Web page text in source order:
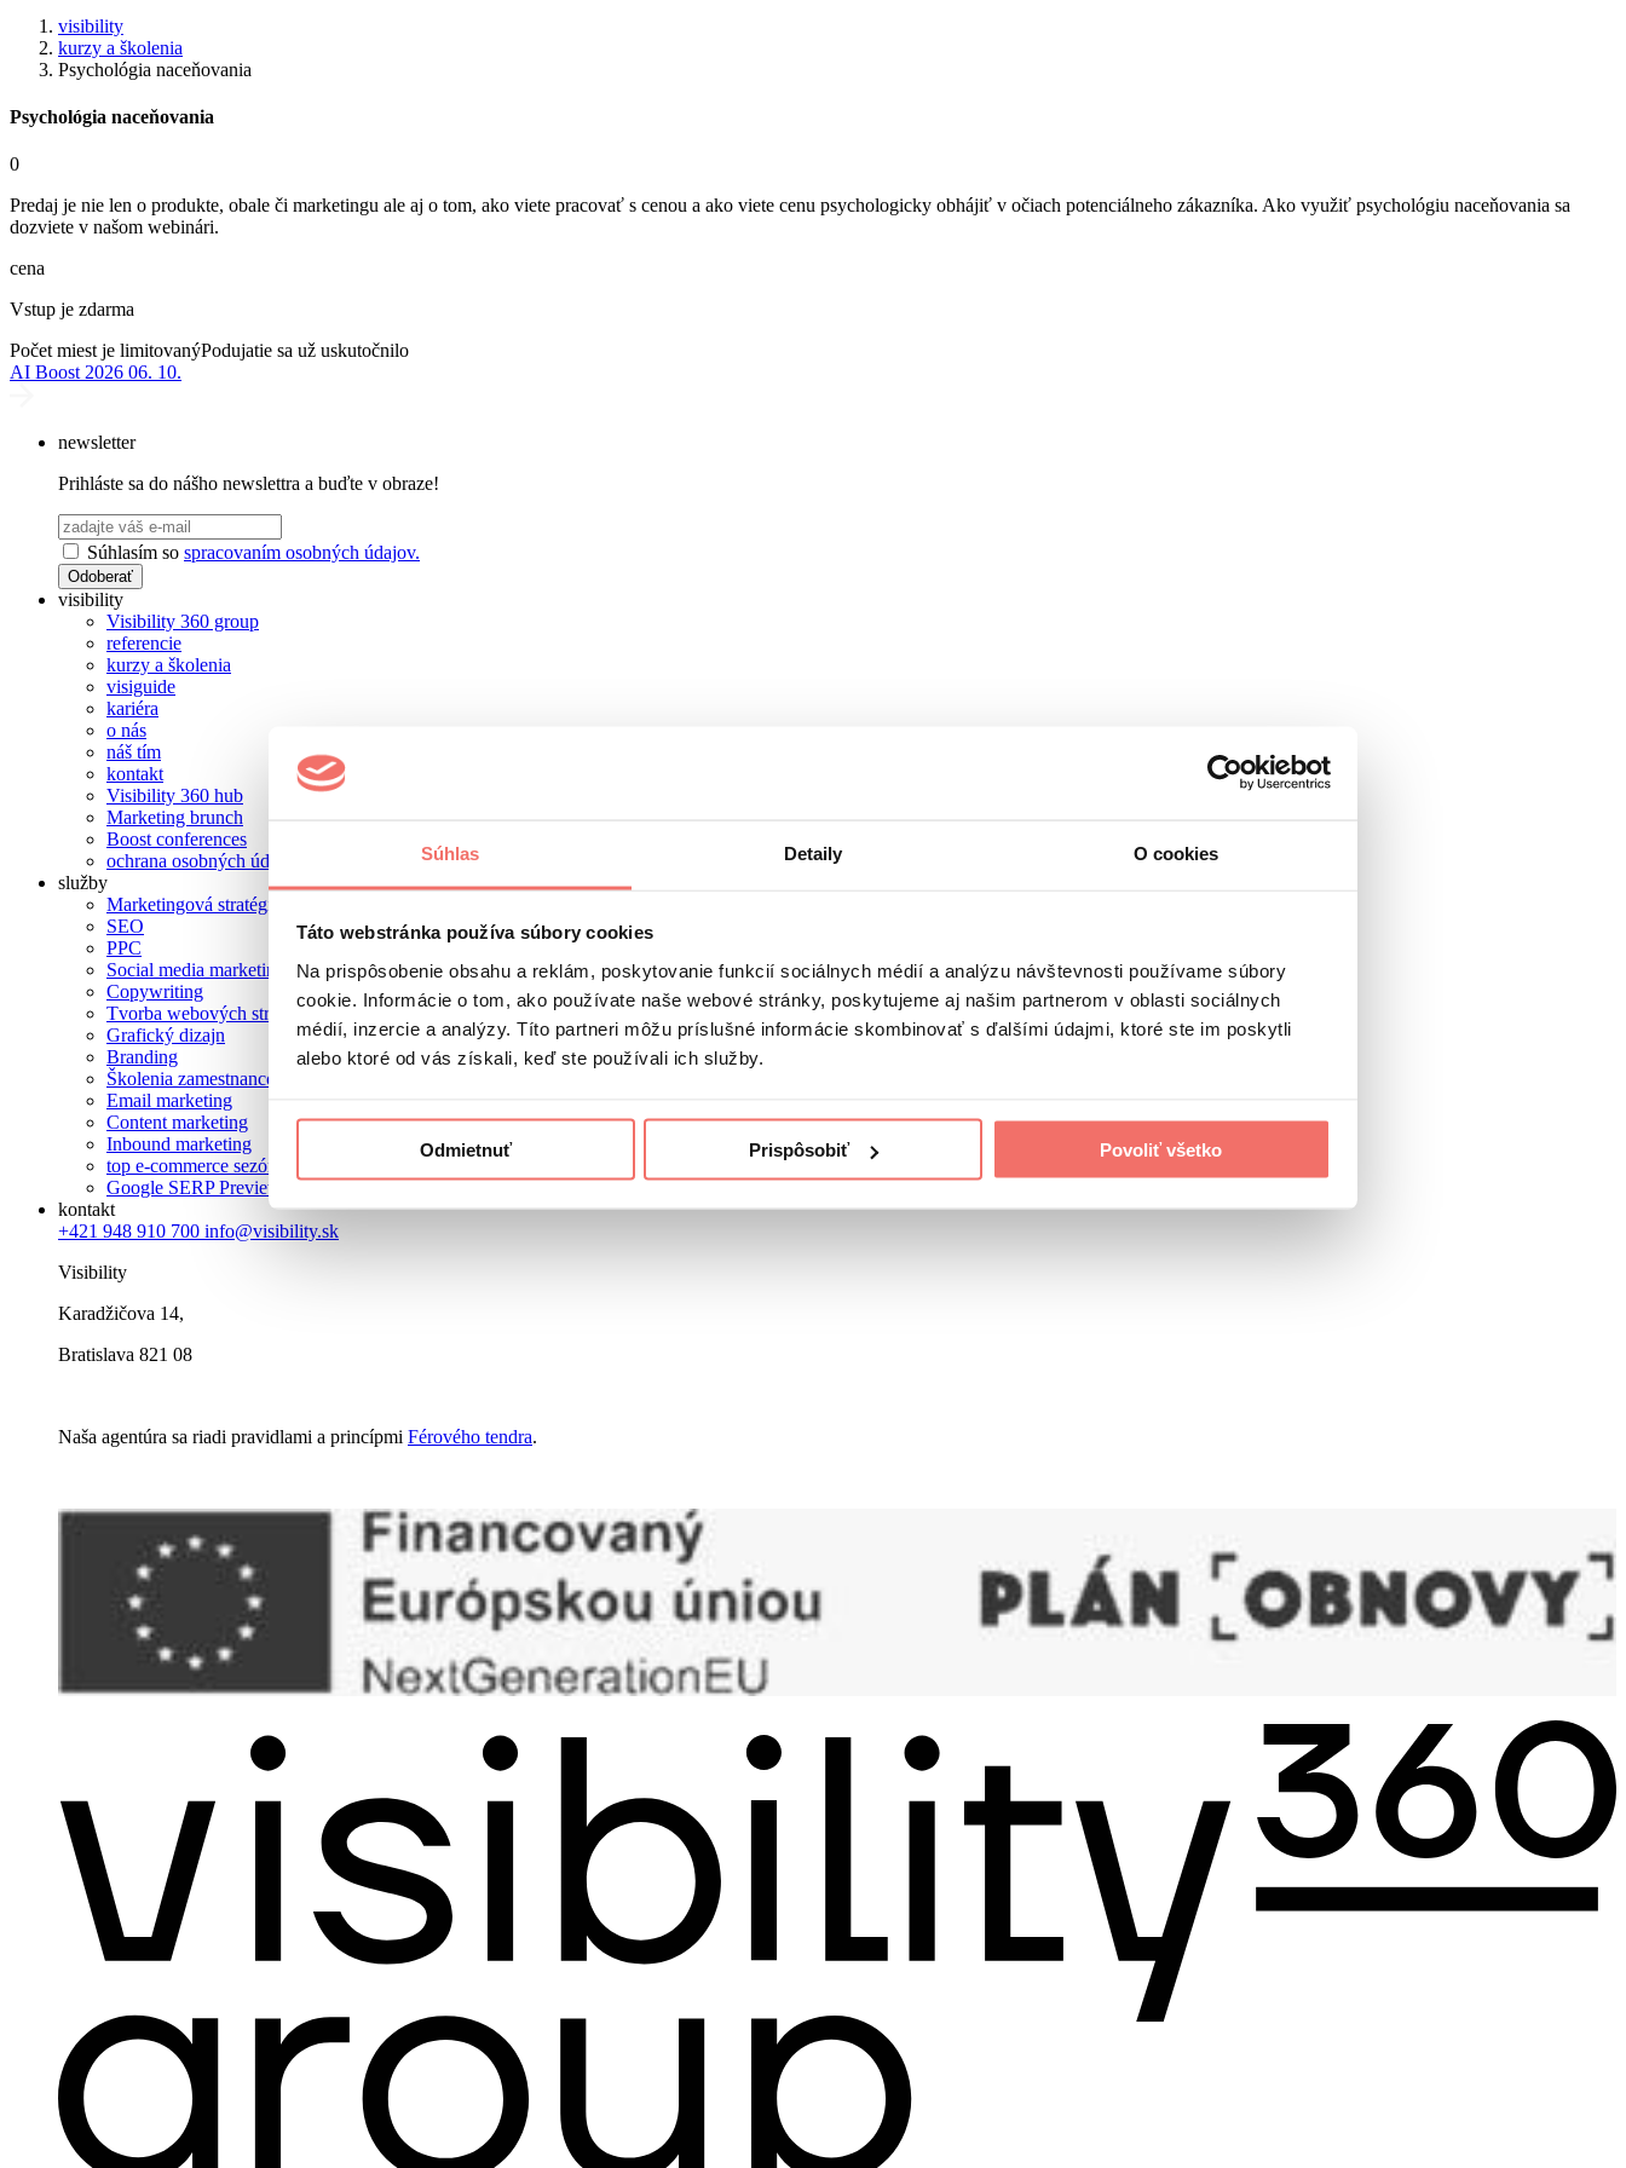
Súhlas Detaily O cookies
Táto webstránka používa súbory cookies
Na prispôsobenie obsahu a reklám, poskytovanie funkcií sociálnych médií a analýzu návštevnosti používame súbory
cookie. Informácie o tom, ako používate naše webové stránky, poskytujeme aj našim partnerom v oblasti sociálnych
médií, inzercie a analýzy. Títo partneri môžu príslušné informácie skombinovať s ďalšími údajmi, ktoré ste im poskytli
alebo ktoré od vás získali, keď ste používali ich služby.
Odmietnuť Prispôsobiť Povoliť všetko
visibility
kurzy a školenia
Psychológia naceňovania
Psychológia naceňovania
0
Predaj je nie len o produkte, obale či marketingu ale aj o tom, ako viete pracovať s cenou a ako viete cenu psychologicky obhájiť v očiach potenciálneho zákazníka. Ako využiť psychológiu naceňovania sa
dozviete v našom webinári.
cena
Vstup je zdarma
Počet miest je limitovanýPodujatie sa už uskutočnilo
AI Boost 2026 06. 10.
newsletter
Prihláste sa do nášho newslettra a buďte v obraze!
Súhlasím so spracovaním osobných údajov.
Odoberať
visibility
Visibility 360 group
referencie
kurzy a školenia
visiguide
kariéra
o nás
náš tím
kontakt
Visibility 360 hub
Marketing brunch
Boost conferences
ochrana osobných údajov
služby
Marketingová stratégia
SEO
PPC
Social media marketing
Copywriting
Tvorba webových stránok
Grafický dizajn
Branding
Školenia zamestnancov
Email marketing
Content marketing
Inbound marketing
top e-commerce sezóna roka
Google SERP Preview (Zadarmo)
kontakt
+421 948 910 700 info@visibility.sk
Visibility
Karadžičova 14,
Bratislava 821 08
Naša agentúra sa riadi pravidlami a princípmi Férového tendra.